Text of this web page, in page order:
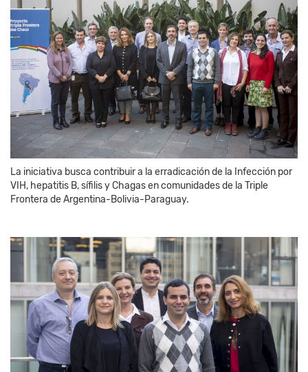
La iniciativa busca contribuir a la erradicación de la Infección por
VIH, hepatitis B, sífilis y Chagas en comunidades de la Triple
Frontera de Argentina-Bolivia-Paraguay.